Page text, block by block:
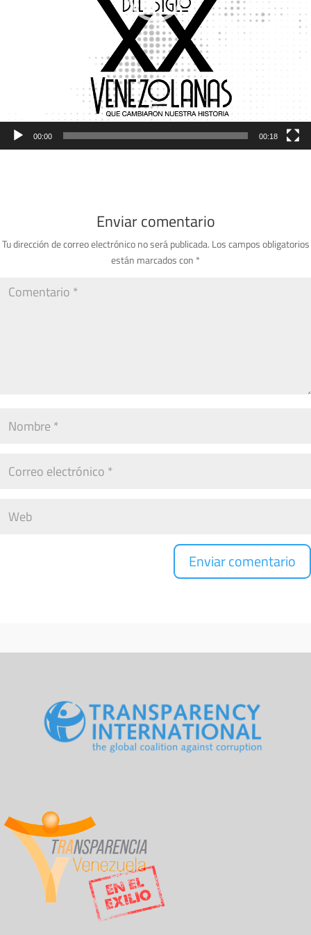
00:00 00:18
Enviar comentario
Tu dirección de correo electrónico no será publicada. Los campos obligatorios
están marcados con *